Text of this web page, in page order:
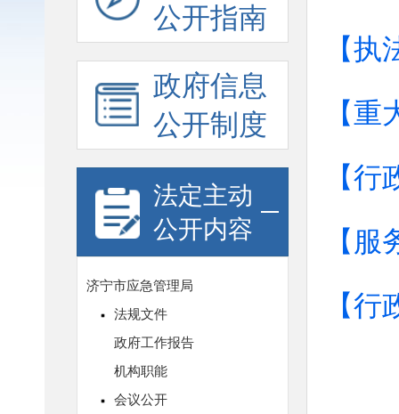
公开指南
政府信息
公开制度
法定主动
公开内容
【
【
【
【
【